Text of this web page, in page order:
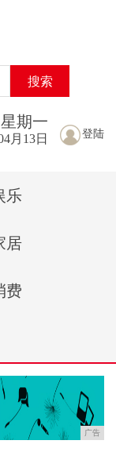
搜索
登陆
星期一
月13日
乐
居
费
广告